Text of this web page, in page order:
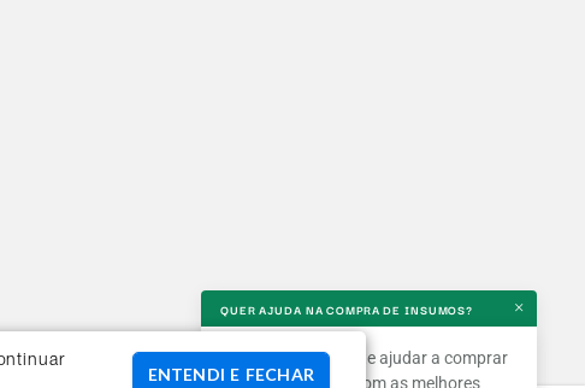
ENTENDI E FECHAR
QUER AJUDA NA COMPRA DE INSUMOS? ×
Podemos te ajudar a comprar
insumos com as melhores